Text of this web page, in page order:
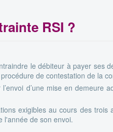
RSI ?
le débiteur à payer ses
de contestation de la
d’une mise en demeure
exigibles au cours des trois
l'année de son envoi.